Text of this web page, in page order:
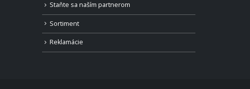
Staňte sa naším partnerom
Sortiment
Reklamácie